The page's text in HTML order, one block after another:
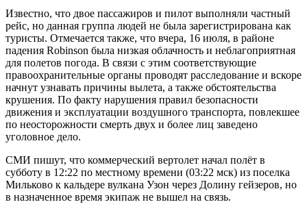
Известно, что двое пассажиров и пилот выполняли частный
рейс, но данная группа людей не была зарегистрирована как
туристы. Отмечается также, что вчера, 16 июля, в районе
падения Robinson была низкая облачность и неблагоприятная
для полетов погода. В связи с этим соответствующие
правоохранительные органы проводят расследование и вскоре
начнут узнавать причины вылета, а также обстоятельства
крушения. По факту нарушения правил безопасности
движения и эксплуатации воздушного транспорта, повлекшее
по неосторожности смерть двух и более лиц заведено
уголовное дело.
СМИ пишут, что коммерческий вертолет начал полёт в
субботу в 12:22 по местному времени (03:22 мск) из поселка
Мильково к кальдере вулкана Узон через Долину гейзеров, но
в назначенное время экипаж не вышел на связь.